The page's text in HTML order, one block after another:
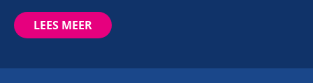
LEES MEER